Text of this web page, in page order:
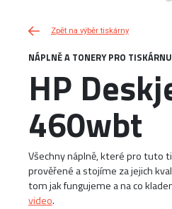
Zpět na výběr tiskárny
NÁPLNĚ A TONERY PRO TISKÁRNU
HP
460wbt
Všechny náplně, které pro tuto
prověřené a stojíme za jejich
tom jak fungujeme a na co
video.